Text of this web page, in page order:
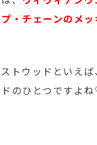
・チェーンのメ
トウッドといえ
のひとつですよ